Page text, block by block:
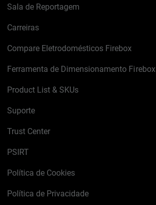
Sala de Reportagem
Carreiras
Compare Eletrodomésticos Firebox
Ferramenta de Dimensionamento Firebox
Product List & SKUs
Suporte
Trust Center
PSIRT
Política de Cookies
Política de Privacidade